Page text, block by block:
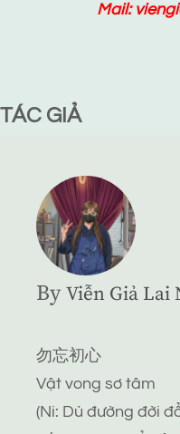
Mail:
TÁC GIẢ
By Viễn Giả Lai
勿忘初心
Vật vong sơ tâm
(Ni: Dù đường đời